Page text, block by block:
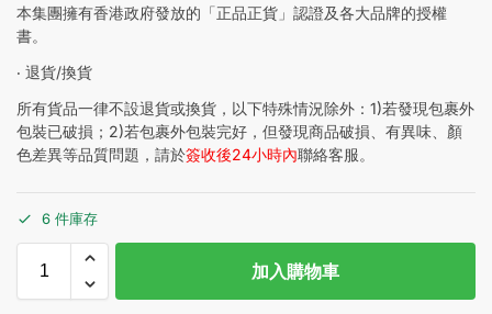
本集團擁有香港政府發放的「正品正貨」認證及各大品牌的授權
書。
‧ 退貨/換貨
所有貨品一律不設退貨或換貨，以下特殊情況除外：1)若發現包裹外
包裝已破損；2)若包裹外包裝完好，但發現商品破損、有異味、顏
色差異等品質問題，請於簽收後24小時內聯絡客服。
6 件庫存
加入購物車